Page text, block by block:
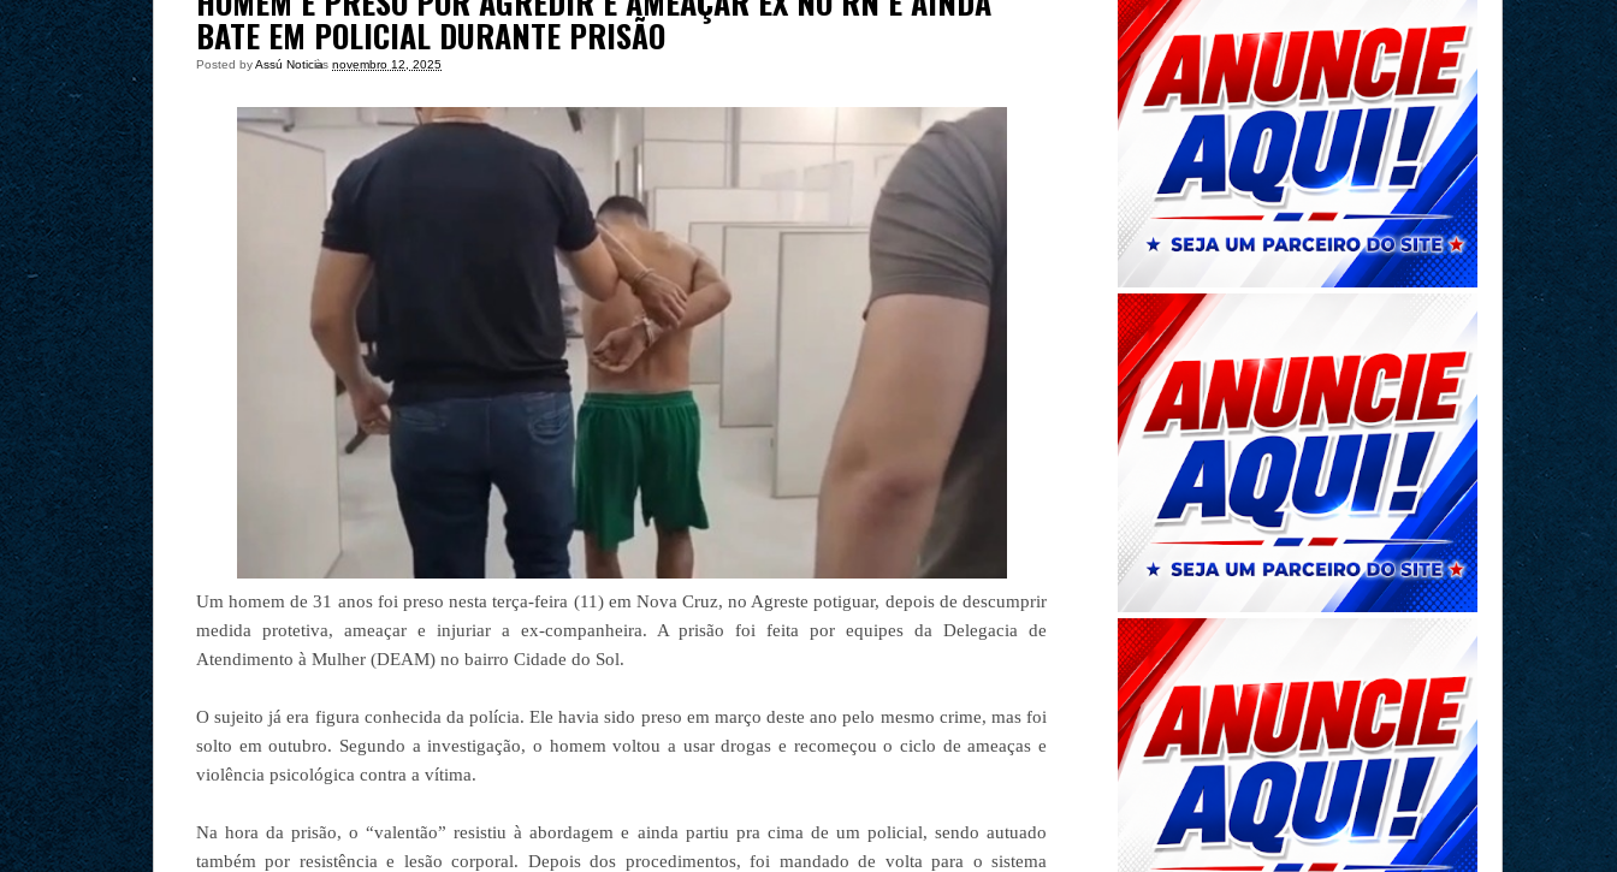
BATE EM POLICIAL DURANTE PRISÃO
Posted byAssú Noticia
às novembro 12, 2025
Um homem de 31 anos foi preso nesta terça-feira (11) em Nova Cruz, no Agreste potiguar, depois de descumprir
medida protetiva, ameaçar e injuriar a ex-companheira. A prisão foi feita por equipes da Delegacia de
Atendimento à Mulher (DEAM) no bairro Cidade do Sol.
O sujeito já era figura conhecida da polícia. Ele havia sido preso em março deste ano pelo mesmo crime, mas foi
solto em outubro. Segundo a investigação, o homem voltou a usar drogas e recomeçou o ciclo de ameaças e
violência psicológica contra a vítima.
Na hora da prisão, o “valentão” resistiu à abordagem e ainda partiu pra cima de um policial, sendo autuado
também por resistência e lesão corporal. Depois dos procedimentos, foi mandado de volta para o sistema